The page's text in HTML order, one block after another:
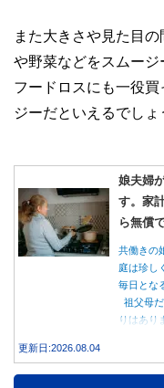
また大きさや見た目
や野菜などをスムージ
フードロスにも一役
ジーだといえるでしょ
娘夫婦
す。家
ら無償
共働きの
庭は珍し
毎日とな
祖父母
りはあり
更新日:2026.08.04